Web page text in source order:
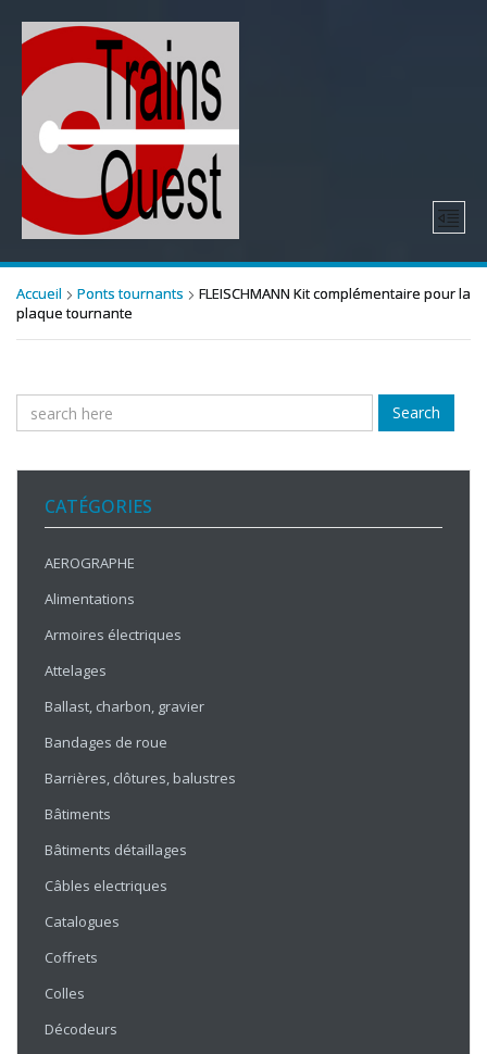
Accueil Ponts tournants
FLEISCHMANN Kit complémentaire pour la
plaque tournante
Search
CATÉGORIES
AEROGRAPHE
Alimentations
Armoires électriques
Attelages
Ballast, charbon, gravier
Bandages de roue
Barrières, clôtures, balustres
Bâtiments
Bâtiments détaillages
Câbles electriques
Catalogues
Coffrets
Colles
Décodeurs